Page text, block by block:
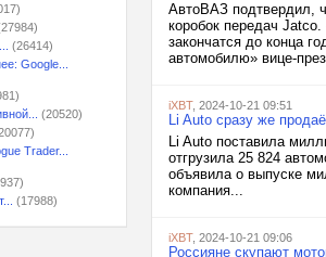
(26414)
Google...
(20520)
Trader...
(17988)
АвтоВАЗ подтвердил,
коробок передач
закончатся до конца
автомобилю» вице-
iXBT, 2024-10-21 09:51
Li Auto сразу же
Li Auto поставила
отгрузила 25 824
объявила о выпуске
компания...
iXBT, 2024-10-21 09:06
Россияне скупают